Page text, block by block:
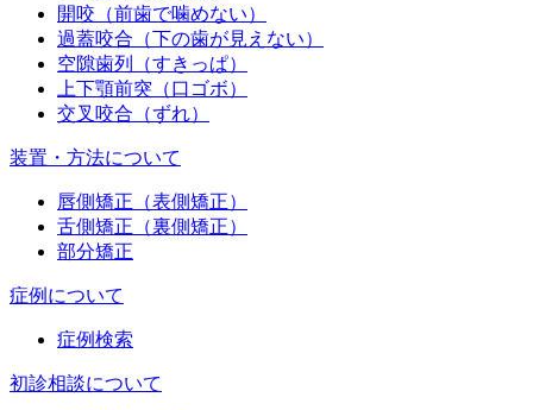
開咬（前歯で噛めない）
過蓋咬合（下の歯が見えない）
空隙歯列（すきっぱ）
上下顎前突（口ゴボ）
交叉咬合（ずれ）
装置・方法について
唇側矯正（表側矯正）
舌側矯正（裏側矯正）
部分矯正
症例について
症例検索
初診相談について